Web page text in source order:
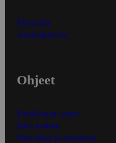
Myymälät
Asiakaspalvelu
Ohjeet
Ensitilaajan ohjeet
Näin maksat
Näin tilaat ja muokkaat